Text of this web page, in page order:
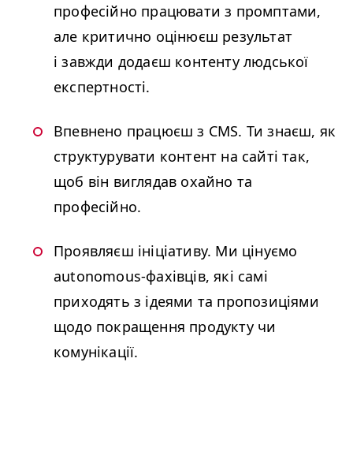
професійно працювати з промптами,
але критично оцінюєш результат
і завжди додаєш контенту людської
експертності.
Впевнено працюєш з CMS. Ти знаєш, як
структурувати контент на сайті так,
щоб він виглядав охайно та
професійно.
Проявляєш ініціативу. Ми цінуємо
autonomous-фахівців, які самі
приходять з ідеями та пропозиціями
щодо покращення продукту чи
комунікації.